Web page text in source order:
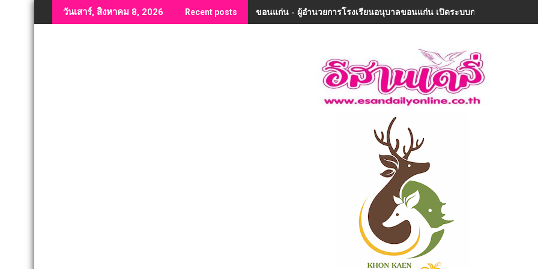
to
วันเสาร์, สิงหาคม 8, 2026 Recent posts ขอนแก่น - ผู้อำนวยการโรงเรียนอนุบาลขอนแก่น เปิดระบบการดูแลนักเรียน